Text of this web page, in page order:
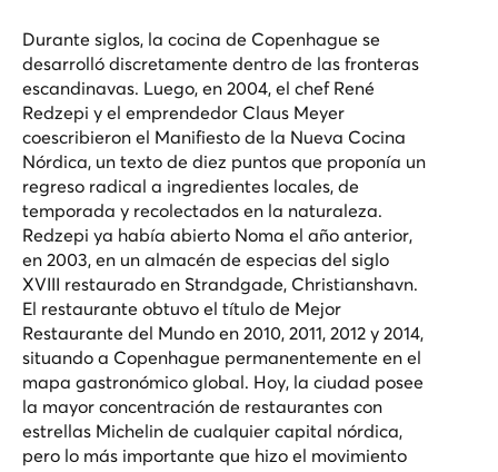
Durante siglos, la cocina de Copenhague se
desarrolló discretamente dentro de las fronteras
escandinavas. Luego, en 2004, el chef René
Redzepi y el emprendedor Claus Meyer
coescribieron el Manifiesto de la Nueva Cocina
Nórdica, un texto de diez puntos que proponía un
regreso radical a ingredientes locales, de
temporada y recolectados en la naturaleza.
Redzepi ya había abierto Noma el año anterior,
en 2003, en un almacén de especias del siglo
XVIII restaurado en Strandgade, Christianshavn.
El restaurante obtuvo el título de Mejor
Restaurante del Mundo en 2010, 2011, 2012 y 2014,
situando a Copenhague permanentemente en el
mapa gastronómico global. Hoy, la ciudad posee
la mayor concentración de restaurantes con
estrellas Michelin de cualquier capital nórdica,
pero lo más importante que hizo el movimiento